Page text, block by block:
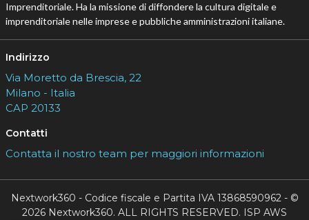
Imprenditoriale. Ha la missione di diffondere la cultura digitale e
imprenditoriale nelle imprese e pubbliche amministrazioni italiane.
Indirizzo
Via Moretto da Brescia, 22
Milano - Italia
CAP 20133
Contatti
Contatta il nostro team per maggiori informazioni
Nextwork360 - Codice fiscale e Partita IVA 13868590962 - ©
2026 Nextwork360. ALL RIGHTS RESERVED. ISP AWS